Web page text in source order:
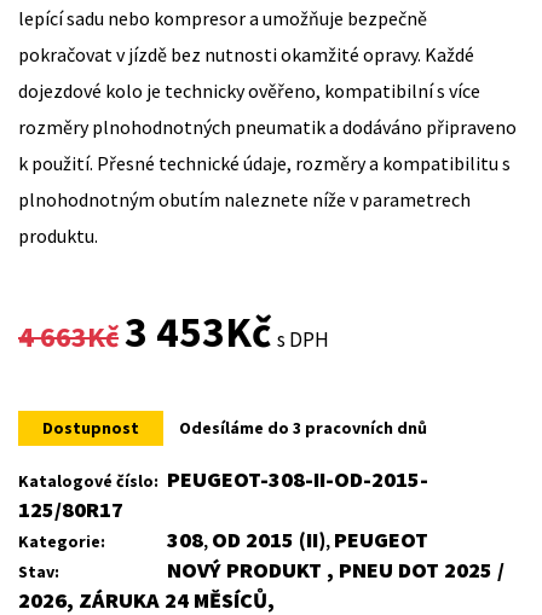
lepící sadu nebo kompresor a umožňuje bezpečně
pokračovat v jízdě bez nutnosti okamžité opravy. Každé
dojezdové kolo je technicky ověřeno, kompatibilní s více
rozměry plnohodnotných pneumatik a dodáváno připraveno
k použití. Přesné technické údaje, rozměry a kompatibilitu s
plnohodnotným obutím naleznete níže v parametrech
produktu.
4 663Kč
Original
was:
4
3 453KčCurrent
is:
3
s DPH
Dostupnost Odesíláme do 3 pracovních dnů
Katalogové číslo: PEUGEOT-308-II-OD-2015-
125/80R17
Kategorie: 308, OD 2015 (II), PEUGEOT
Stav:
NOVÝ PRODUKT , PNEU DOT 2025 /
2026, ZÁRUKA 24 MĚSÍCŮ,